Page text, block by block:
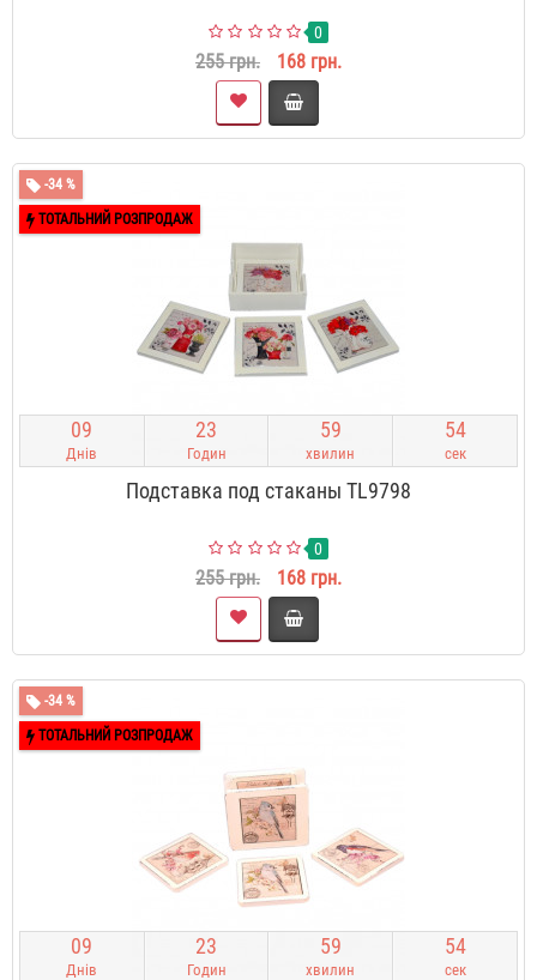
0
255 грн. 168 грн.
-34 %
ТОТАЛЬНИЙ РОЗПРОДАЖ
09
Днів
23
Годин
59
хвилин
53
сек
Подставка под стаканы TL9798
0
255 грн. 168 грн.
-34 %
ТОТАЛЬНИЙ РОЗПРОДАЖ
09
Днів
23
Годин
59
хвилин
53
сек